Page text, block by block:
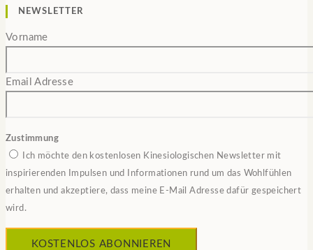
NEWSLETTER
Vorname
Email Adresse
Zustimmung
Ich möchte den kostenlosen Kinesiologischen Newsletter mit
inspirierenden Impulsen und Informationen rund um das Wohlfühlen
erhalten und akzeptiere, dass meine E-Mail Adresse dafür gespeichert
wird.